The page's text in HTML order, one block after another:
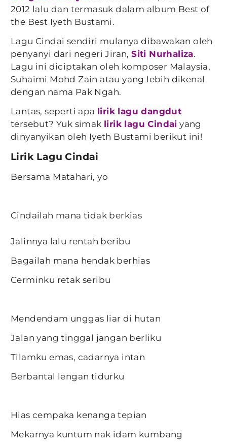
2012 lalu dan termasuk dalam album Best of
the Best Iyeth Bustami.
Lagu Cindai sendiri mulanya dibawakan oleh
penyanyi dari negeri Jiran,Siti Nurhaliza.
Lagu ini diciptakan oleh komposer Malaysia,
Suhaimi Mohd Zain atau yang lebih dikenal
dengan nama Pak Ngah.
Lantas, seperti apa lirik lagu dangdut
tersebut? Yuk simak lirik lagu Cindai yang
dinyanyikan oleh Iyeth Bustami berikut ini!
Lirik Lagu Cindai
Bersama Matahari, yo
Cindailah mana tidak berkias
Jalinnya lalu rentah beribu
Bagailah mana hendak berhias
Cerminku retak seribu
Mendendam unggas liar di hutan
Jalan yang tinggal jangan berliku
Tilamku emas, cadarnya intan
Berbantal lengan tidurku
Hias cempaka kenanga tepian
Mekarnya kuntum nak idam kumbang